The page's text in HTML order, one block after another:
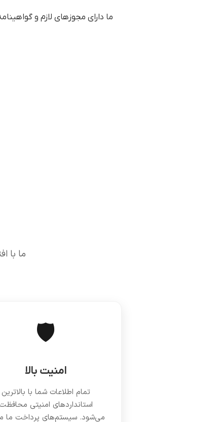
ما دارای مجوزهای لازم و
ما با
🛡️
امنیت بالا
تمام اطلاعات شما با بالاترین
استانداردهای امنیتی محافظت
می‌شود. سیستم‌های پرداخت ما